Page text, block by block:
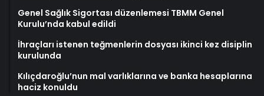
Genel Sağlık Sigortası düzenlemesi TBMM Genel
Kurulu’nda kabul edildi
İhraçları istenen teğmenlerin dosyası ikinci kez disiplin
kurulunda
Kılıçdaroğlu’nun mal varlıklarına ve banka hesaplarına
haciz konuldu